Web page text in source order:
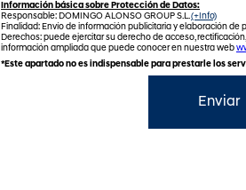
Información básica sobre Protección de Datos:
Responsable: DOMINGO ALONSO GROUP S.L.(+Info)
Finalidad: Envío de información publicitaria y elaboración de
Derechos: puede ejercitar su derecho de acceso,
información ampliada que puede conocer en nuestra web
*Este apartado no es indispensable para prestarle los